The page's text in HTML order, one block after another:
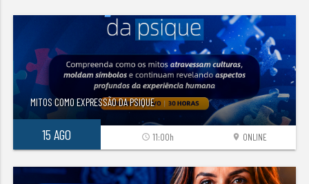
MITOS COMO EXPRESSÃO DA PSIQUE
15 AGO location_on ONLINE
access_time 11:00h